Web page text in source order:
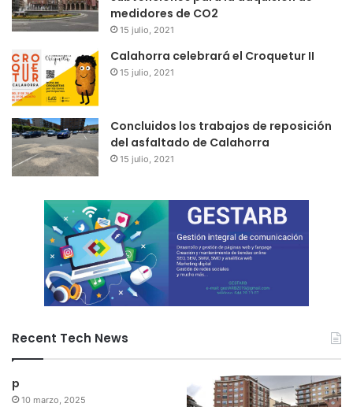
medidores de CO2
15 julio, 2021
Calahorra celebrará el Croquetur II
15 julio, 2021
Concluidos los trabajos de reposición
del asfaltado de Calahorra
15 julio, 2021
Recent Tech News
p
10 marzo, 2025